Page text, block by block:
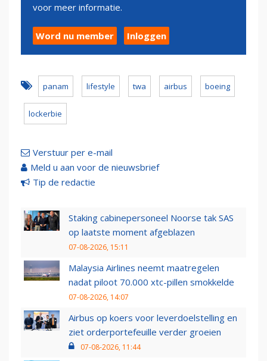
voor meer informatie.
Word nu member Inloggen
panam lifestyle twa airbus boeing
lockerbie
Verstuur per e-mail
Meld u aan voor de nieuwsbrief
Tip de redactie
Staking cabinepersoneel Noorse tak SAS
op laatste moment afgeblazen
07-08-2026, 15:11
Malaysia Airlines neemt maatregelen
nadat piloot 70.000 xtc-pillen smokkelde
07-08-2026, 14:07
Airbus op koers voor leverdoelstelling en
ziet orderportefeuille verder groeien
07-08-2026, 11:44